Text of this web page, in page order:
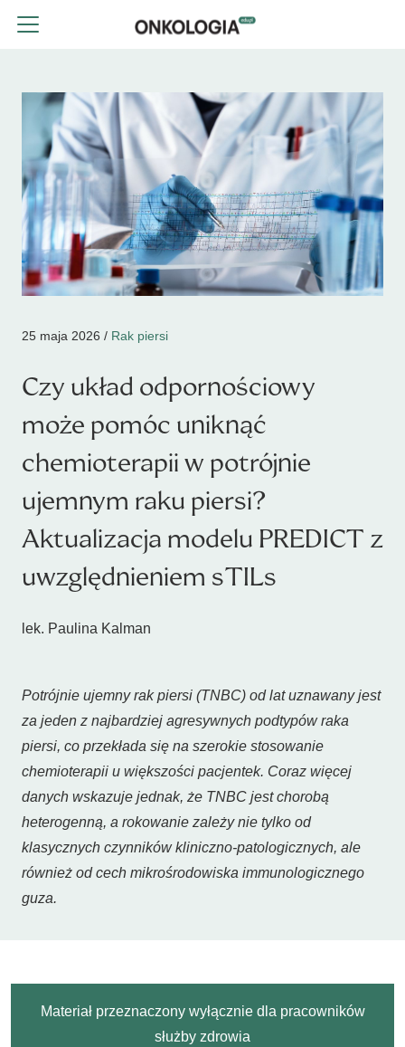
25 maja 2026 / Rak piersi
Czy układ odpornościowy
może pomóc uniknąć
chemioterapii w potrójnie
ujemnym raku piersi?
Aktualizacja modelu PREDICT z
uwzględnieniem sTILs
lek. Paulina Kalman
Potrójnie ujemny rak piersi (TNBC) od lat uznawany jest
za jeden z najbardziej agresywnych podtypów raka
piersi, co przekłada się na szerokie stosowanie
chemioterapii u większości pacjentek. Coraz więcej
danych wskazuje jednak, że TNBC jest chorobą
heterogenną, a rokowanie zależy nie tylko od
klasycznych czynników kliniczno-patologicznych, ale
również od cech mikrośrodowiska immunologicznego
guza.
Materiał przeznaczony wyłącznie dla pracowników
służby zdrowia